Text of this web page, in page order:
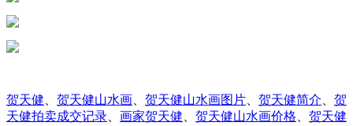
贺天健 贺天健山水画 贺天健山水画图片 贺天健简介
贺
天健拍卖成交记录
画家贺天健 贺天健山水画价格
贺天健